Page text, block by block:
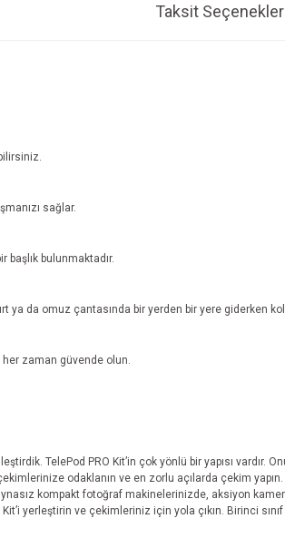
Taksit
sağlar.
başlık bulunmaktadır.
ya da omuz çantasında bir yerden bir yere giderken
her zaman güvende olun.
TelePod PRO Kit’in çok yönlü bir yapısı vardır.
odaklanın ve en zorlu açılarda çekim
kompakt fotoğraf makinelerinizde, aksiyon
yerleştirin ve çekimleriniz için yola çıkın. Birinci